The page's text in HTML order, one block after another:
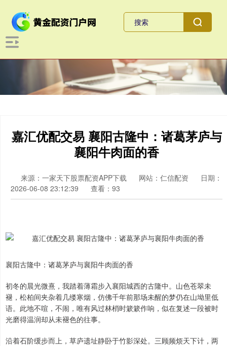
嘉汇优配交易 襄阳古隆中：诸葛茅庐与
襄阳牛肉面的香
来源：一家天下股票配资APP下载 网站：仁信配资
日期：
2026-06-08 23:12:39
查看：93
襄阳古隆中：诸葛茅庐与襄阳牛肉面的香
初冬的晨光微熹，我踏着薄霜步入襄阳城西的古隆中。山色苍翠未
褪，松柏间夹杂着几缕寒烟，仿佛千年前那场未醒的梦仍在山坳里低
语。此地不喧，不闹，唯有风过林梢时簌簌作响，似在复述一段被时
光磨得温润却从未褪色的往事。
沿着石阶缓步而上，草庐遗址静卧于竹影深处。三顾频烦天下计，两